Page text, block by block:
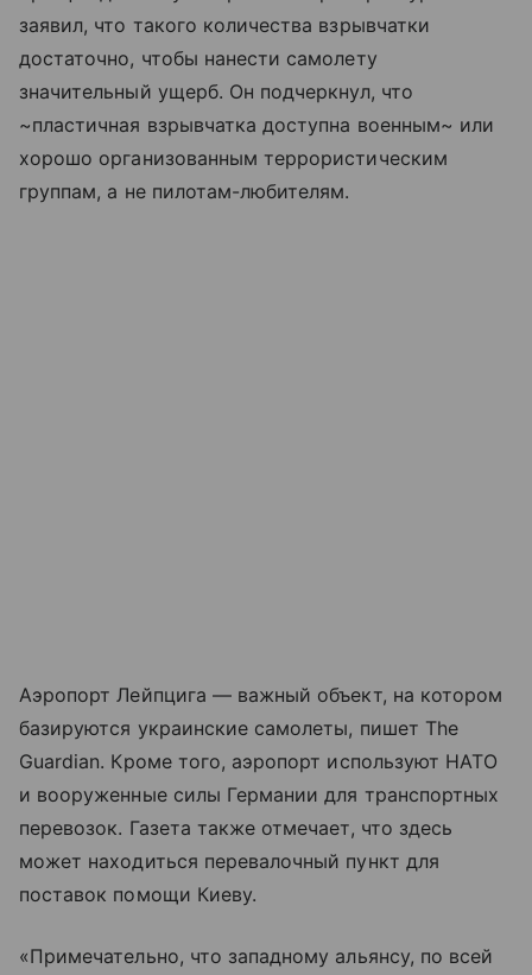
заявил, что такого количества взрывчатки
достаточно, чтобы нанести самолету
значительный ущерб. Он подчеркнул, что
~пластичная взрывчатка доступна военным~ или
хорошо организованным террористическим
группам, а не пилотам-любителям.
Аэропорт Лейпцига — важный объект, на котором
базируются украинские самолеты, пишет The
Guardian. Кроме того, аэропорт используют НАТО
и вооруженные силы Германии для транспортных
перевозок. Газета также отмечает, что здесь
может находиться перевалочный пункт для
поставок помощи Киеву.
«Примечательно, что западному альянсу, по всей